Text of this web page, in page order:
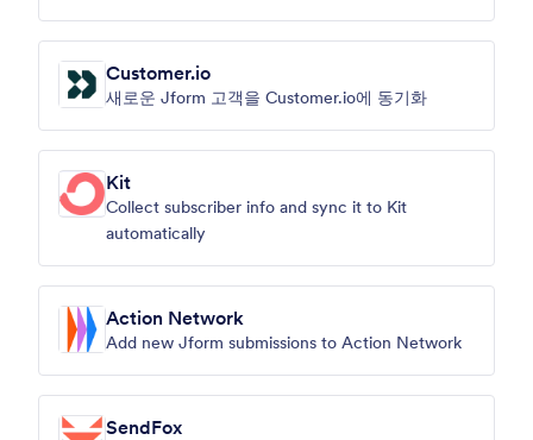
Customer.io
새로운 Jform 고객을 Customer.io에 동기화
Kit
Collect subscriber info and sync it to Kit
automatically
Action Network
Add new Jform submissions to Action Network
SendFox